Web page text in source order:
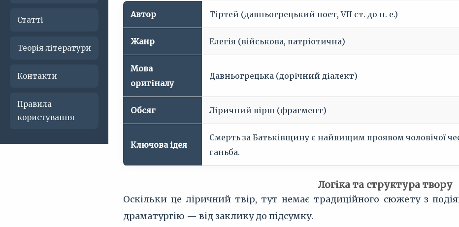
Статті
Теорія літератури
Контакти
Правила
користування
Автор Тіртей (давньогрецький поет, VII ст. до н. е.)
Жанр Елегія (військова, патріотична)
Мова
оригіналу
Давньогрецька (дорічний діалект)
Обсяг Ліричний вірш (фрагмент)
Ключова ідея
Смерть за Батьківщину є найвищим проявом чоловічої
ганьба.
Логіка та структура твору
Оскільки це ліричний твір, тут немає традиційного сюжету з
драматургію — від заклику до підсумку.